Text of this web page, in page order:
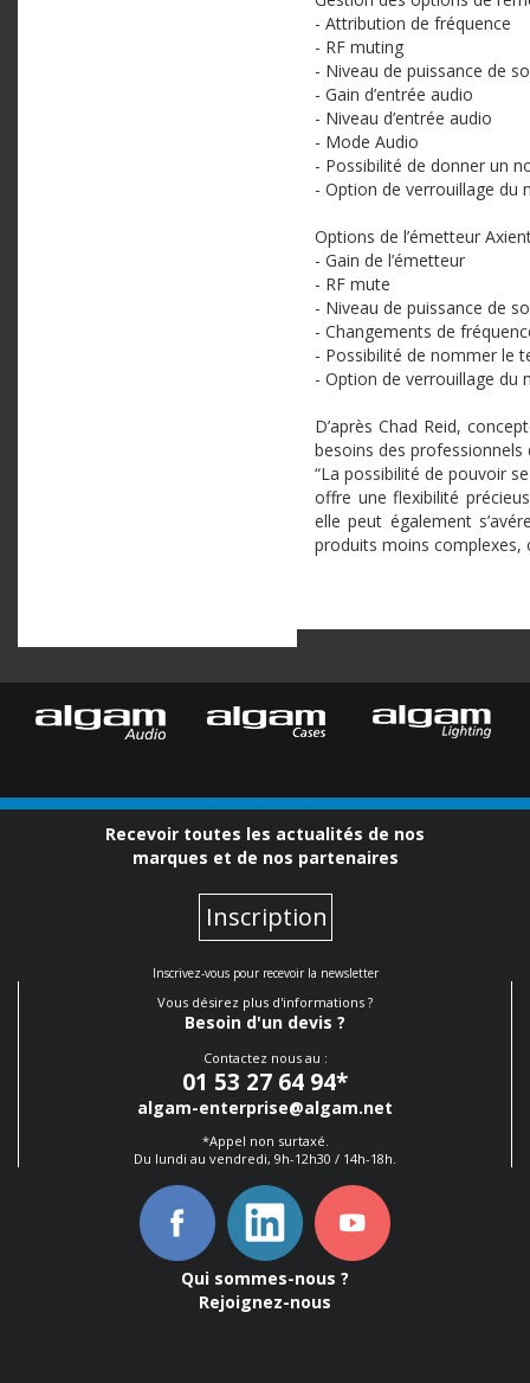
- Attribution de fréquence
- RF muting
- Niveau de puissance de
- Gain d’entrée audio
- Niveau d’entrée audio
- Mode Audio
- Possibilité de donner un
- Option de verrouillage du
Options de l’émetteur
- Gain de l’émetteur
- RF mute
- Niveau de puissance de
- Changements de
- Possibilité de nommer le
- Option de verrouillage du
D’après Chad Reid,
besoins des professionnels
“La possibilité de pouvoir
offre une flexibilité
elle peut également
produits moins complexes,
Recevoir toutes les actualités de nos
marques et de nos partenaires
Inscription
Inscrivez-vous pour recevoir la newsletter
Vous désirez plus d'informations ?
Besoin d'un devis ?
Contactez nous au :
01 53 27 64 94*
algam-enterprise@algam.net
*Appel non surtaxé.
Du lundi au vendredi, 9h-12h30 / 14h-18h.
Qui sommes-nous ?
Rejoignez-nous